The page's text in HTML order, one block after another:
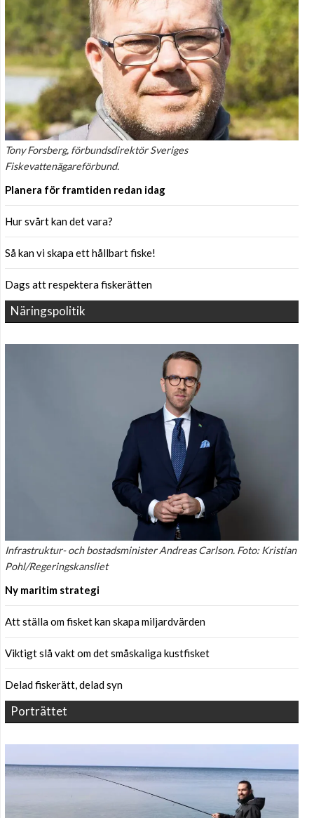
Tony Forsberg, förbundsdirektör Sveriges
Fiskevattenägareförbund.
Planera för framtiden redan idag
Hur svårt kan det vara?
Så kan vi skapa ett hållbart fiske!
Dags att respektera fiskerätten
Näringspolitik
Infrastruktur- och bostadsminister Andreas Carlson. Foto: Kristian
Pohl/Regeringskansliet
Ny maritim strategi
Att ställa om fisket kan skapa miljardvärden
Viktigt slå vakt om det småskaliga kustfisket
Delad fiskerätt, delad syn
Porträttet